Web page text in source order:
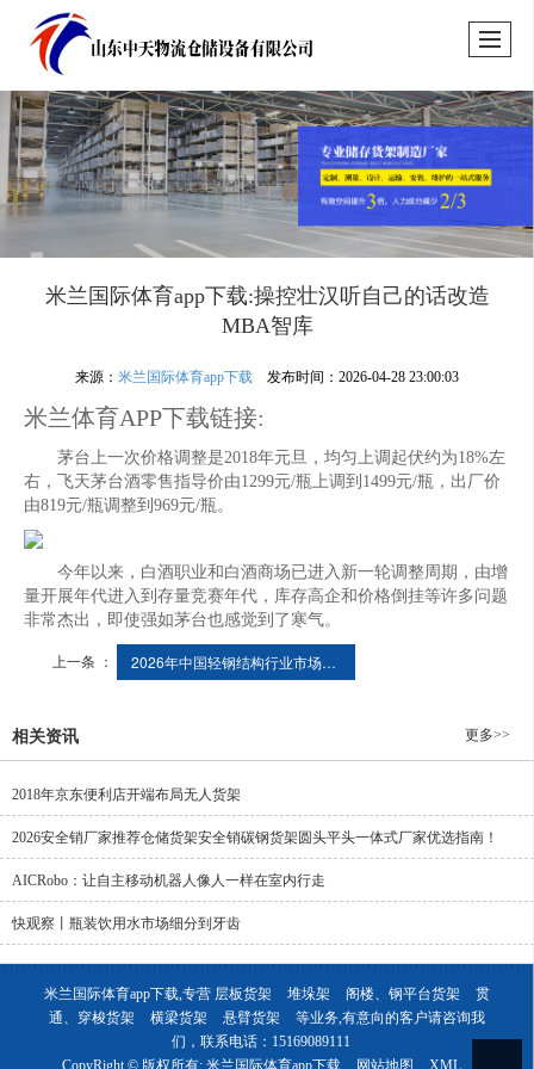
米兰国际体育app下载:操控壮汉听自己的话改造
MBA智库
来源：米兰国际体育app下载 发布时间：2026-04-28 23:00:03
米兰体育APP下载链接:
茅台上一次价格调整是2018年元旦，均匀上调起伏约为18%左
右，飞天茅台酒零售指导价由1299元/瓶上调到1499元/瓶，出厂价
由819元/瓶调整到969元/瓶。
今年以来，白酒职业和白酒商场已进入新一轮调整周期，由增
量开展年代进入到存量竞赛年代，库存高企和价格倒挂等许多问题
非常杰出，即使强如茅台也感觉到了寒气。
上一条 ： 2026年中国轻钢结构行业市场规模与产业链分析
相关资讯 更多>>
2018年京东便利店开端布局无人货架
2026安全销厂家推荐仓储货架安全销碳钢货架圆头平头一体式厂家优选指南！
AICRobo：让自主移动机器人像人一样在室内行走
快观察丨瓶装饮用水市场细分到牙齿
米兰国际体育app下载,专营 层板货架 堆垛架 阁楼、钢平台货架
贯
通、穿梭货架
横梁货架 悬臂货架
等业务,有意向的客户请咨询我
们，联系电话： 15169089111
CopyRight © 版权所有: 米兰国际体育app下载 网站地图 XML